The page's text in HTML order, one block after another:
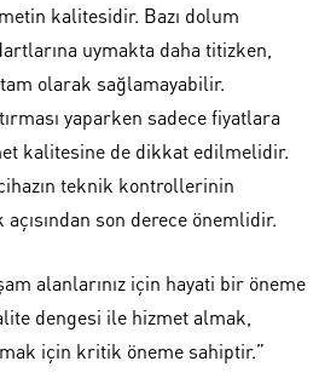
kalitesidir. Bazı dolum
uymakta daha titizken,
olarak sağlamayabilir.
yaparken sadece fiyatlara
kalitesine de dikkat edilmelidir.
teknik kontrollerinin
açısından son derece önemlidir.
alanlarınız için hayati bir öneme
dengesi ile hizmet almak,
için kritik öneme sahiptir.”